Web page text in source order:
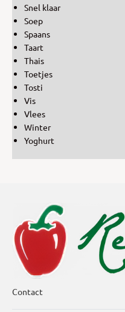
Snel klaar
Soep
Spaans
Taart
Thais
Toetjes
Tosti
Vis
Vlees
Winter
Yoghurt
Contact